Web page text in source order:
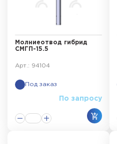
Молниеотвод гибрид
СМГП-15.5
Арт.: 94104
Под заказ
По запросу